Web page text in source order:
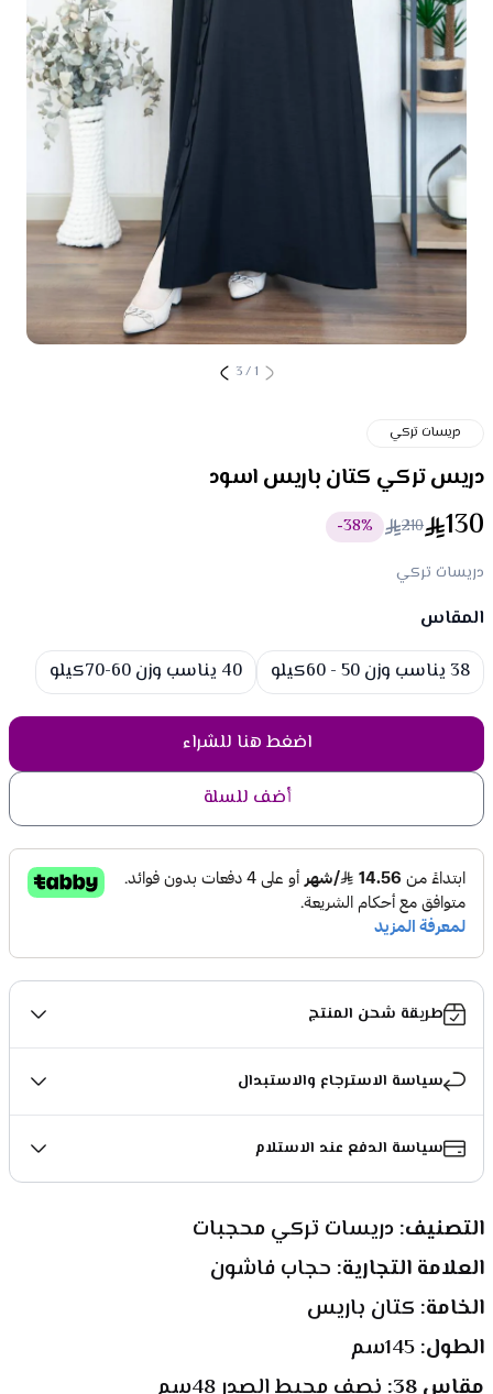
1
/
3
دريسات تركي
دريس تركي كتان باريس اسود
130
210
38%-
دريسات تركي
المقاس
Choose a size
38 يناسب وزن 50 - 60كيلو 40 يناسب وزن 60-70كيلو
اضغط هنا للشراء
أضف للسلة
طريقة شحن المنتج
سياسة الاسترجاع والاستبدال
سياسة الدفع عند الاستلام
التصنيف: دريسات تركي محجبات
العلامة التجارية: حجاب فاشون
الخامة: كتان باريس
الطول: 145سم
مقاس 38:
نصف محيط الصدر 48سم